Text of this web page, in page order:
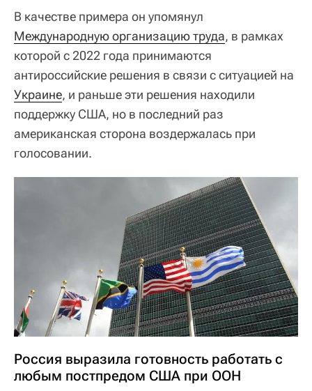
В качестве примера он упомянул
Международную организацию труда, в рамках
которой с 2022 года принимаются
антироссийские решения в связи с ситуацией на
Украине, и раньше эти решения находили
поддержку США, но в последний раз
американская сторона воздержалась при
голосовании.
Россия выразила готовность работать с
любым постпредом США при ООН